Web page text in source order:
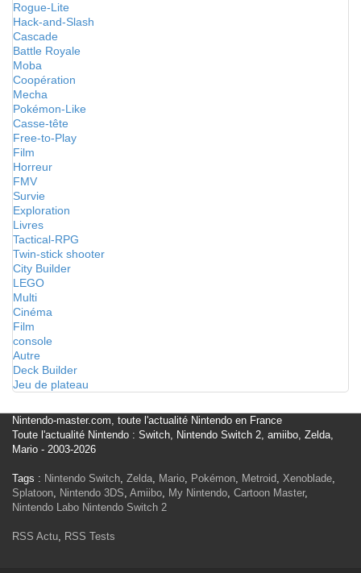
Rogue-Lite
Hack-and-Slash
Cascade
Battle Royale
Moba
Coopération
Mecha
Pokémon-Like
Casse-tête
Free-to-Play
Film
Horreur
FMV
Survie
Exploration
Livres
Tactical-RPG
Twin-stick shooter
City Builder
LEGO
Multi
Cinéma
Film
console
Autre
Deck Builder
Jeu de plateau
Nintendo-master.com, toute l'actualité Nintendo en France
Toute l'actualité Nintendo : Switch, Nintendo Switch 2, amiibo, Zelda,
Mario - 2003-2026
Tags : Nintendo Switch, Zelda, Mario, Pokémon, Metroid, Xenoblade,
Splatoon, Nintendo 3DS, Amiibo, My Nintendo, Cartoon Master,
Nintendo Labo Nintendo Switch 2
RSS Actu, RSS Tests